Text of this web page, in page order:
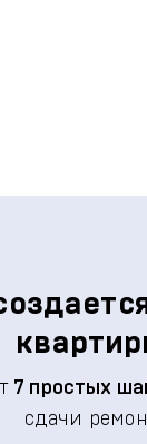
7 простых
сдачи